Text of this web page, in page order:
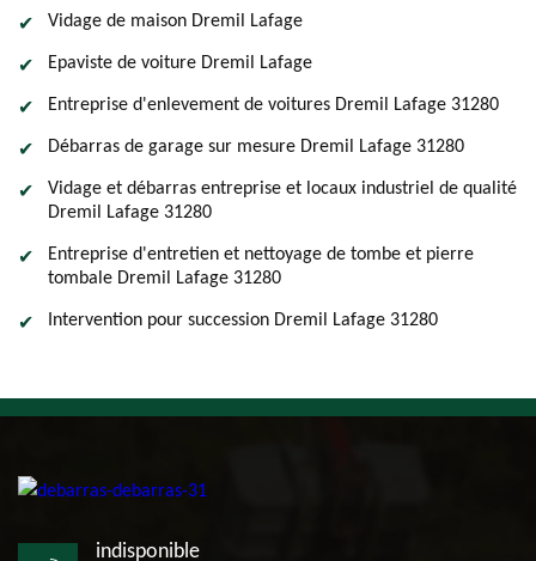
Vidage de maison Dremil Lafage
Epaviste de voiture Dremil Lafage
Entreprise d'enlevement de voitures Dremil Lafage 31280
Débarras de garage sur mesure Dremil Lafage 31280
Vidage et débarras entreprise et locaux industriel de qualité
Dremil Lafage 31280
Entreprise d'entretien et nettoyage de tombe et pierre
tombale Dremil Lafage 31280
Intervention pour succession Dremil Lafage 31280
indisponible